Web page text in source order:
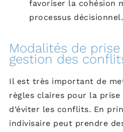
favoriser la cohésion
processus décisionnel.
Modalités de
gestion des
Il est très important de
règles claires pour la prise
d’éviter les conflits. En
indivisaire peut prendre